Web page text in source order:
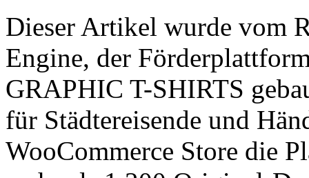
Dieser Artikel wurde vom
Engine, der
GRAPHIC T-SHIRTS
für Städtereisende und
WooCommerce Store die